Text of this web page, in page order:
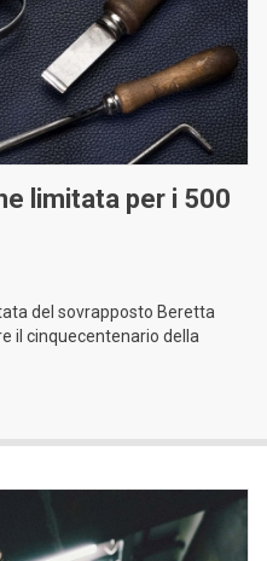
limitata per i 500
del sovrapposto Beretta
il cinquecentenario della